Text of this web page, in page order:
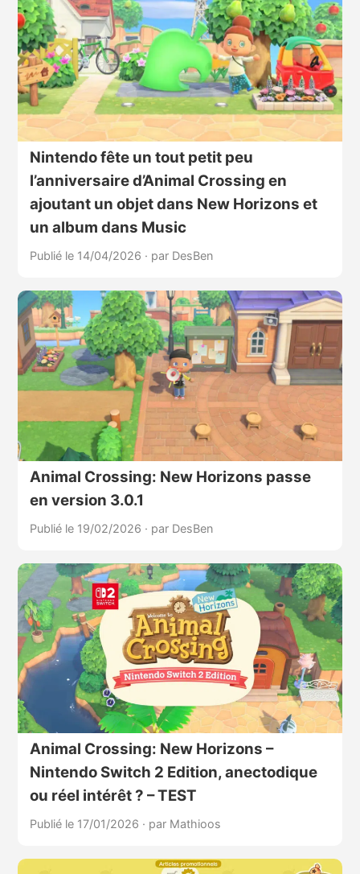
Nintendo fête un tout petit peu
l’anniversaire d’Animal Crossing en
ajoutant un objet dans New Horizons et
un album dans Music
Publié le 14/04/2026 · par DesBen
Animal Crossing: New Horizons passe
en version 3.0.1
Publié le 19/02/2026 · par DesBen
Animal Crossing: New Horizons –
Nintendo Switch 2 Edition, anectodique
ou réel intérêt ? – TEST
Publié le 17/01/2026 · par Mathioos